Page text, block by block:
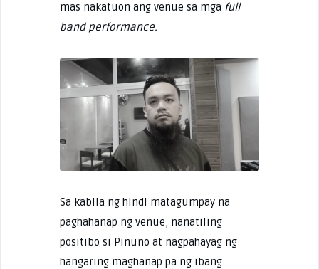
mas nakatuon ang venue sa mga full
band performance.
Sa kabila ng hindi matagumpay na
paghahanap ng venue, nanatiling
positibo si Pinuno at nagpahayag ng
hangaring maghanap pa ng ibang